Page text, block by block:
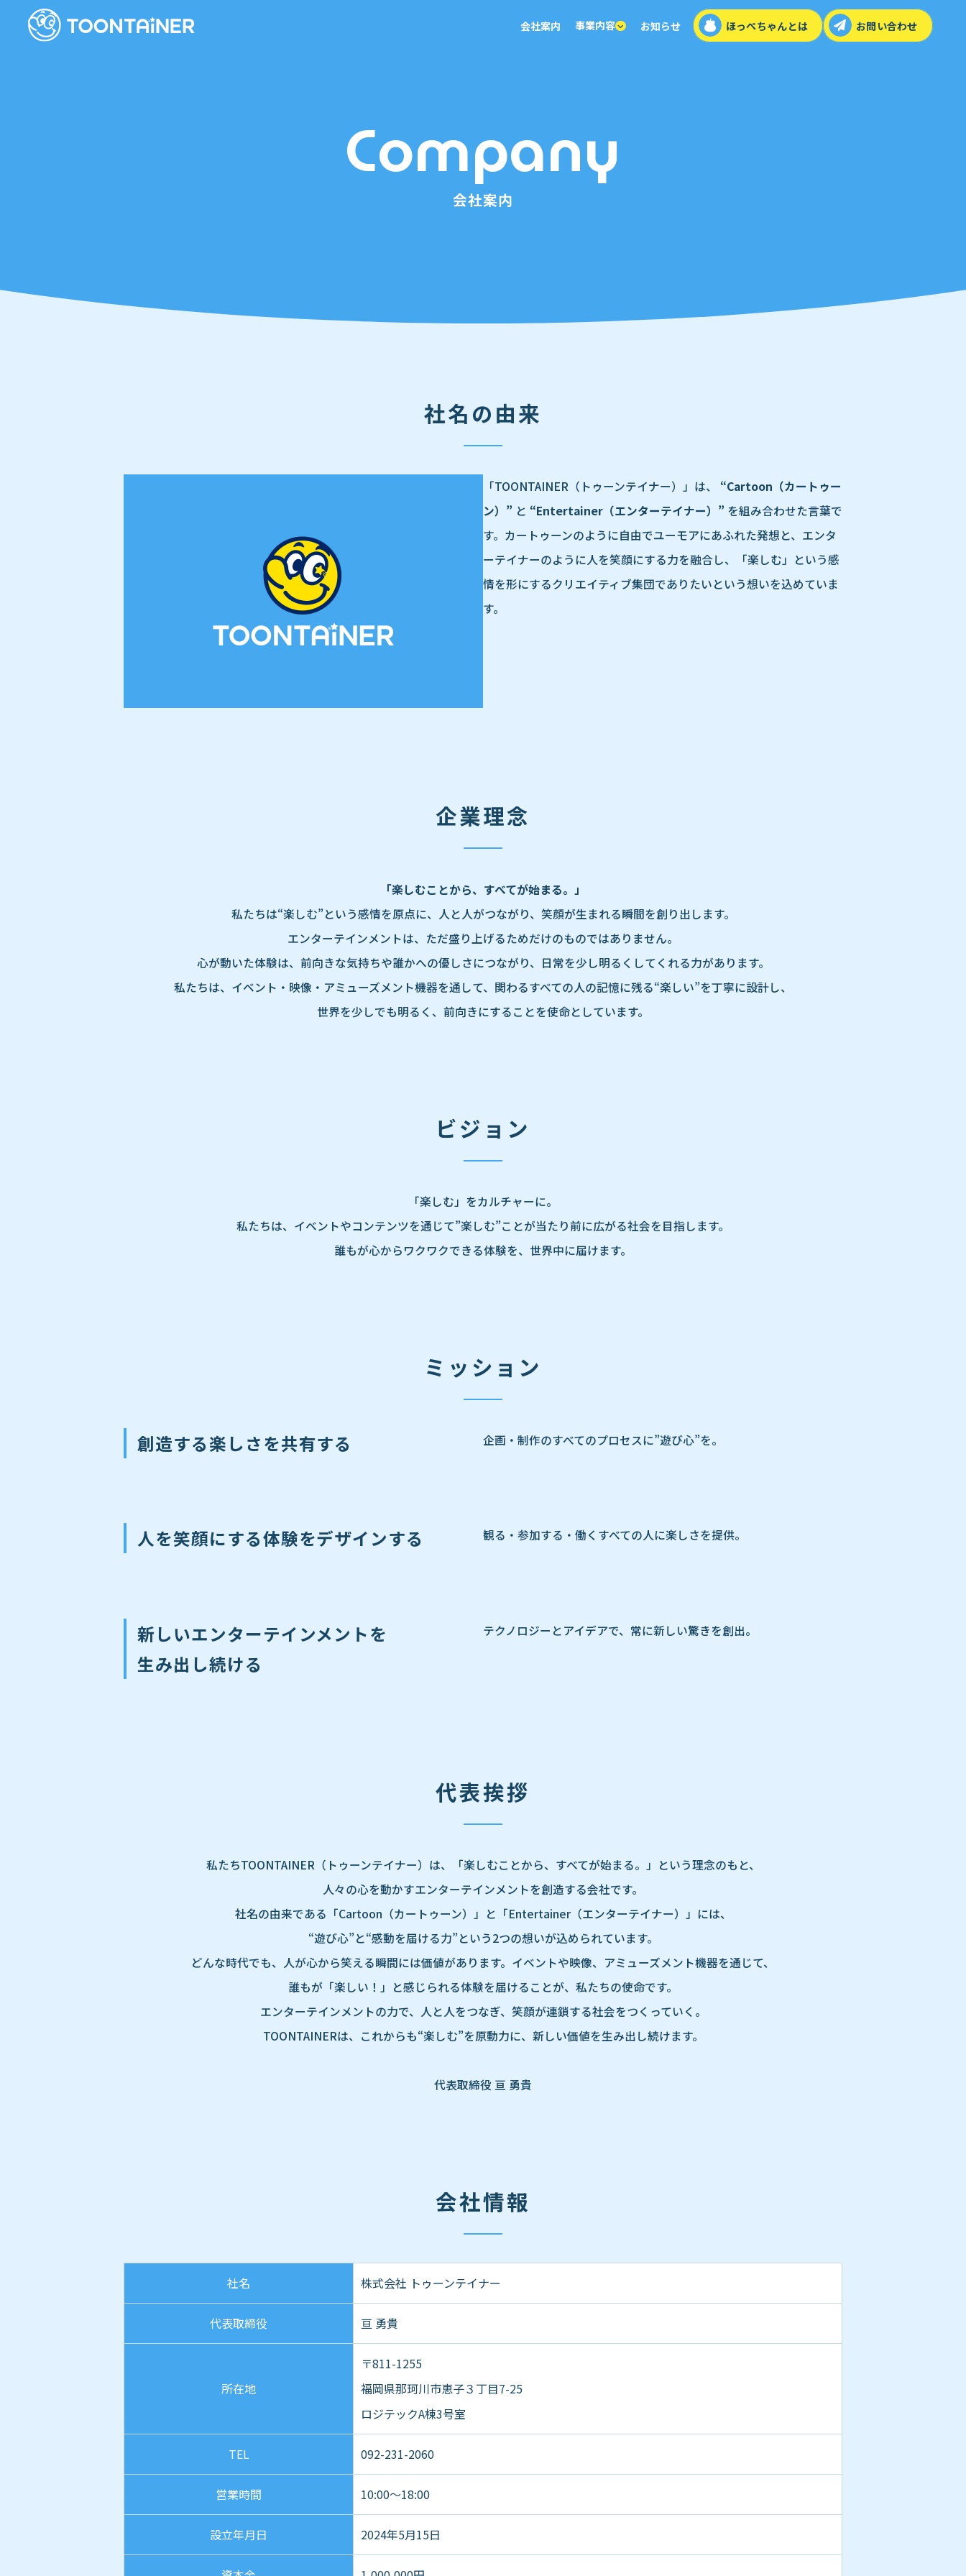
会社案内 事業内容 お知らせ ほっぺちゃんとは お問い合わせ
Company
会社案内
社名の由来
「TOONTAINER（トゥーンテイナー）」は、 “Cartoon（カートゥー
ン）” と “Entertainer（エンターテイナー）” を組み合わせた言葉で
す。カートゥーンのように自由でユーモアにあふれた発想と、エンタ
ーテイナーのように人を笑顔にする力を融合し、「楽しむ」という感
情を形にするクリエイティブ集団でありたいという想いを込めていま
す。
企業理念
「楽しむことから、すべてが始まる。」
私たちは“楽しむ”という感情を原点に、人と人がつながり、笑顔が生まれる瞬間を創り出します。
エンターテインメントは、ただ盛り上げるためだけのものではありません。
心が動いた体験は、前向きな気持ちや誰かへの優しさにつながり、日常を少し明るくしてくれる力があります。
私たちは、イベント・映像・アミューズメント機器を通して、関わるすべての人の記憶に残る“楽しい”を丁寧に設計し、
世界を少しでも明るく、前向きにすることを使命としています。
ビジョン
「楽しむ」をカルチャーに。
私たちは、イベントやコンテンツを通じて”楽しむ”ことが当たり前に広がる社会を目指します。
誰もが心からワクワクできる体験を、世界中に届けます。
ミッション
創造する楽しさを共有する 企画・制作のすべてのプロセスに”遊び心”を。
人を笑顔にする体験をデザインする 観る・参加する・働くすべての人に楽しさを提供。
新しいエンターテインメントを
生み出し続ける
テクノロジーとアイデアで、常に新しい驚きを創出。
代表挨拶
私たちTOONTAINER（トゥーンテイナー）は、「楽しむことから、すべてが始まる。」という理念のもと、
人々の心を動かすエンターテインメントを創造する会社です。
社名の由来である「Cartoon（カートゥーン）」と「Entertainer（エンターテイナー）」には、
“遊び心”と“感動を届ける力”という2つの想いが込められています。
どんな時代でも、人が心から笑える瞬間には価値があります。イベントや映像、アミューズメント機器を通じて、
誰もが「楽しい！」と感じられる体験を届けることが、私たちの使命です。
エンターテインメントの力で、人と人をつなぎ、笑顔が連鎖する社会をつくっていく。
TOONTAINERは、これからも“楽しむ”を原動力に、新しい価値を生み出し続けます。
代表取締役 亘 勇貴
会社情報
社名 株式会社 トゥーンテイナー
代表取締役 亘 勇貴
所在地
〒811-1255
福岡県那珂川市恵子３丁目7-25
ロジテックA棟3号室
TEL 092-231-2060
営業時間 10:00～18:00
設立年月日 2024年5月15日